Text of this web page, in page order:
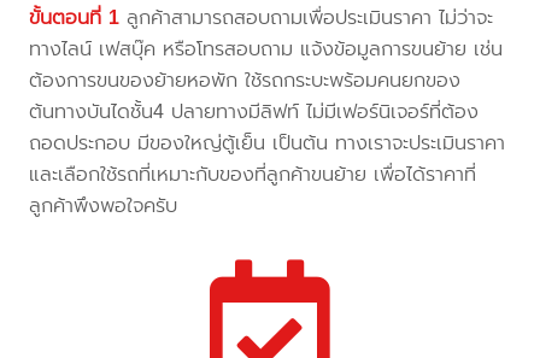
ขั้นตอนที่ 1 ลูกค้าสามารถสอบถามเพื่อประเมินราคา ไม่ว่าจะ
ทางไลน์ เฟสบุ๊ค หรือโทรสอบถาม แจ้งข้อมูลการขนย้าย เช่น
ต้องการขนของย้ายหอพัก ใช้รถกระบะพร้อมคนยกของ
ต้นทางบันไดชั้น4 ปลายทางมีลิฟท์ ไม่มีเฟอร์นิเจอร์ที่ต้อง
ถอดประกอบ มีของใหญ่ตู้เย็น เป็นต้น ทางเราจะประเมินราคา
และเลือกใช้รถที่เหมาะกับของที่ลูกค้าขนย้าย เพื่อได้ราคาที่
ลูกค้าพึงพอใจครับ